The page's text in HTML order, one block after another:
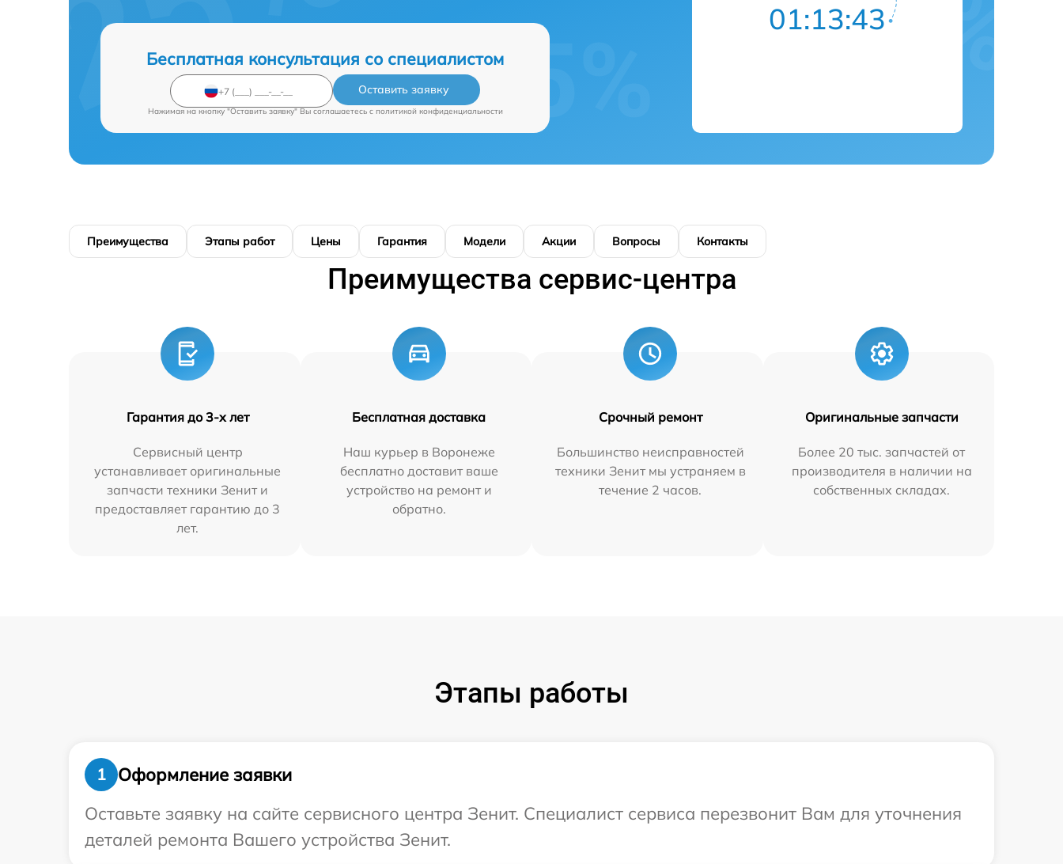
Бесплатная консультация со специалистом
Оставить заявку
Нажимая на кнопку "Оставить заявку" Вы соглашаетесь c политикой конфиденциальности
01:13:42
Преимущества Этапы работ Цены Гарантия Модели Акции Вопросы Контакты
Преимущества сервис-центра
Гарантия до 3-х лет
Сервисный центр
устанавливает оригинальные
запчасти техники Зенит и
предоставляет гарантию до 3
лет.
Бесплатная доставка
Наш курьер в Воронеже
бесплатно доставит ваше
устройство на ремонт и
обратно.
Срочный ремонт
Большинство неисправностей
техники Зенит мы устраняем в
течение 2 часов.
Оригинальные запчасти
Более 20 тыс. запчастей от
производителя в наличии на
собственных складах.
Этапы работы
1
Оформление заявки
Оставьте заявку на сайте сервисного центра Зенит. Специалист сервиса перезвонит Вам для уточнения
деталей ремонта Вашего устройства Зенит.